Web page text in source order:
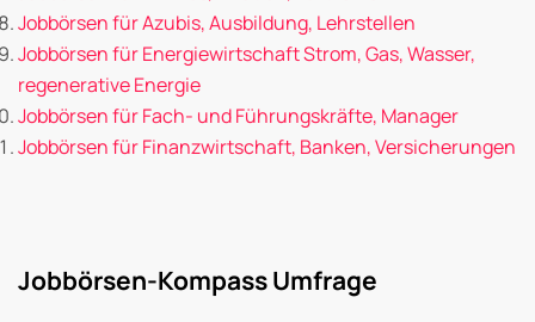
Jobbörsen für Azubis, Ausbildung, Lehrstellen
Jobbörsen für Energiewirtschaft Strom, Gas, Wasser,
regenerative Energie
Jobbörsen für Fach- und Führungskräfte, Manager
Jobbörsen für Finanzwirtschaft, Banken, Versicherungen
Jobbörsen-Kompass Umfrage